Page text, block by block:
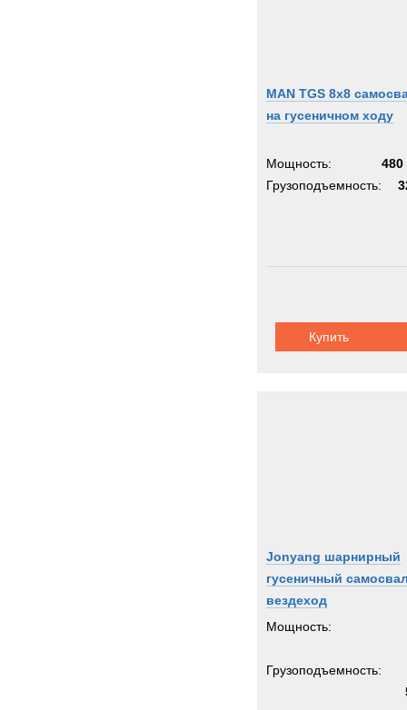
MAN TGS 8x8
на гусеничном ходу
Мощность:
480
Грузоподъемность:
Купить
Jonyang шарнирный
гусеничный
вездеход
Мощность:
Грузоподъемность: